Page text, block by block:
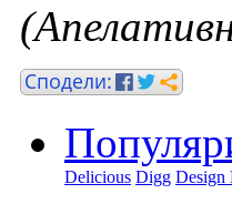
Delicious Digg Design